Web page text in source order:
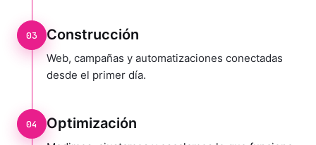
03 Construcción
Web, campañas y automatizaciones conectadas
desde el primer día.
04 Optimización